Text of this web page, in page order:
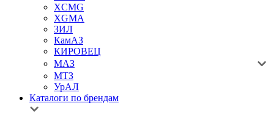
XCMG
XGMA
ЗИЛ
КамАЗ
КИРОВЕЦ
МАЗ
МТЗ
УрАЛ
Каталоги по брендам